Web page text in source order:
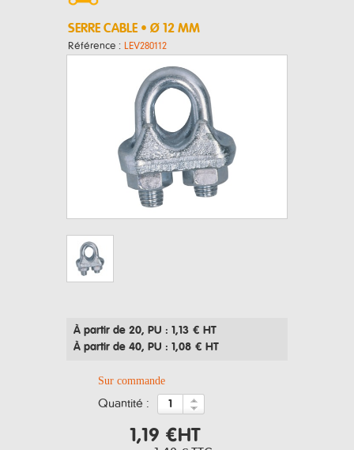
SERRE CABLE • Ø 12 MM
Référence : LEV280112
À partir de 20, PU : 1,13 € HT
À partir de 40, PU : 1,08 € HT
Sur commande
quantité :
1,19 €HT